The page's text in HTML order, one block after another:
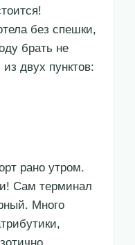
без спешки,
брать не
двух пунктов:
рано утром.
Сам терминал
Много